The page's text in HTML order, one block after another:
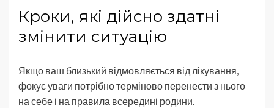
Кроки, які дійсно здатні
змінити ситуацію
Якщо ваш близький відмовляється від лікування,
фокус уваги потрібно терміново перенести з нього
на себе і на правила всередині родини.